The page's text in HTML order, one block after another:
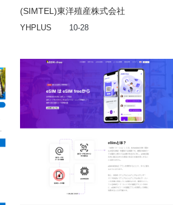
(SIMTEL)東洋殖産株式会社
YHPLUS 10-28